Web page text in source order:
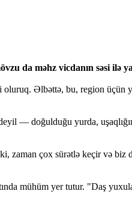
da məhz vicdanın səsi ilə
oluruq. Əlbəttə, bu, region
— doğulduğu yurda,
zaman çox sürətlə keçir və biz
mühüm yer tutur. "Daş